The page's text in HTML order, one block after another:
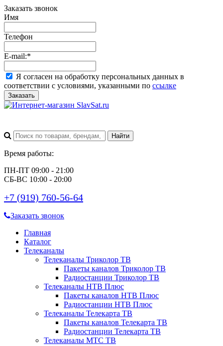
Заказать звонок
Имя
Телефон
E-mail:*
Я согласен на обработку персональных данных в
соответствии с условиями, указанными по ссылке
Заказать
Время работы:
ПН-ПТ 09:00 - 21:00
СБ-ВС 10:00 - 20:00
+7 (919) 760-56-64
Заказать звонок
Главная
Каталог
Телеканалы
Телеканалы Триколор ТВ
Пакеты каналов Триколор ТВ
Радиостанции Триколор ТВ
Телеканалы НТВ Плюс
Пакеты каналов НТВ Плюс
Радиостанции НТВ Плюс
Телеканалы Телекарта ТВ
Пакеты каналов Телекарта ТВ
Радиостанции Телекарта ТВ
Телеканалы МТС ТВ